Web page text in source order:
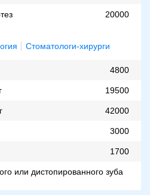
20000
Стоматологи-хирурги
4800
19500
42000
3000
1700
или дистопированного зуба